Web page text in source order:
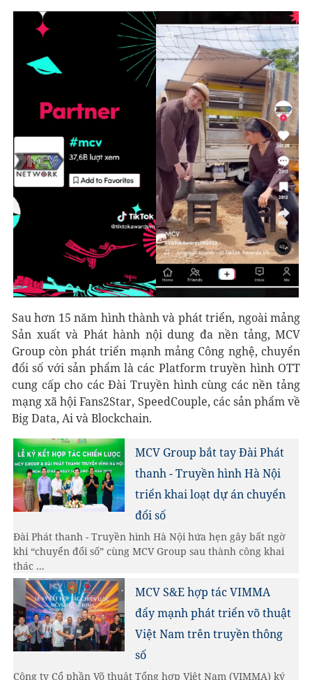
Sau hơn 15 năm hình thành và phát triển, ngoài mảng
Sản xuất và Phát hành nội dung đa nền tảng, MCV
Group còn phát triển mạnh mảng Công nghệ, chuyển
đổi số với sản phẩm là các Platform truyền hình OTT
cung cấp cho các Đài Truyền hình cùng các nền tảng
mạng xã hội Fans2Star, SpeedCouple, các sản phẩm về
Big Data, Ai và Blockchain.
MCV Group bắt tay Đài Phát
thanh - Truyền hình Hà Nội
triển khai loạt dự án chuyển
đổi số
Đài Phát thanh - Truyền hình Hà Nội hứa hẹn gây bất ngờ
khi “chuyển đổi số” cùng MCV Group sau thành công khai
thác ...
MCV S&E hợp tác VIMMA
đẩy mạnh phát triển võ thuật
Việt Nam trên truyền thông
số
Công ty Cổ phần Võ thuật Tổng hợp Việt Nam (VIMMA) ký